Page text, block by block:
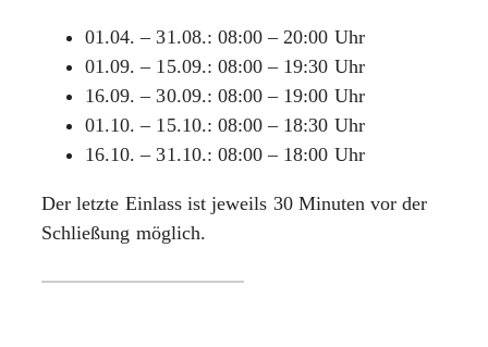
01.04. – 31.08.: 08:00 – 20:00 Uhr
01.09. – 15.09.: 08:00 – 19:30 Uhr
16.09. – 30.09.: 08:00 – 19:00 Uhr
01.10. – 15.10.: 08:00 – 18:30 Uhr
16.10. – 31.10.: 08:00 – 18:00 Uhr
Der letzte Einlass ist jeweils 30 Minuten vor der
Schließung möglich.